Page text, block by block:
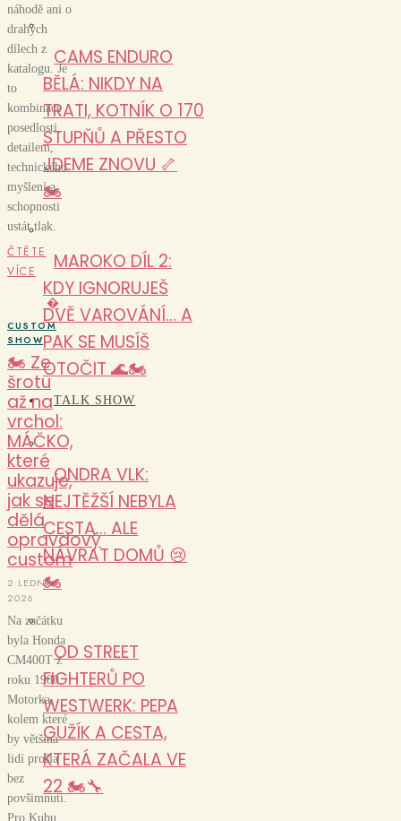
CAMS ENDURO
BĚLÁ: NIKDY NA
TRATI, KOTNÍK O 170
STUPŇŮ A PŘESTO
JDEME ZNOVU 🦴
🏍️
MAROKO DÍL 2:
KDY IGNORUJEŠ
DVĚ VAROVÁNÍ… A
PAK SE MUSÍŠ
OTOČIT 🌊🏍️
TALK SHOW
ONDRA VLK:
NEJTĚŽŠÍ NEBYLA
CESTA… ALE
NÁVRAT DOMŮ 😢
🏍️
OD STREET
FIGHTERŮ PO
WESTWERK: PEPA
GUŽÍK A CESTA,
KTERÁ ZAČALA VE
22 🏍️🔧
náhodě ani o
drahých
dílech z
katalogu. Je
to
kombinace
posedlosti
detailem,
technického
myšlení a
schopnosti
ustát tlak.
ČTĚTE
VÍCE
�
CUSTOM
SHOW
🏍️ Ze
šrotu
až na
vrchol:
MÁČKO,
které
ukazuje,
jak se
dělá
opravdový
custom
2 LEDNA,
2026
Na začátku
byla Honda
CM400T z
roku 1980.
Motorka,
kolem které
by většina
lidí prošla
bez
povšimnutí.
Pro Kubu